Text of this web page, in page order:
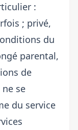
:
; privé,
du
parental,
de
se
du service